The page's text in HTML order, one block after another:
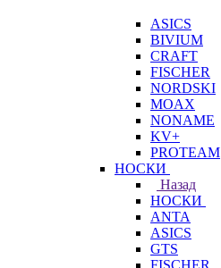
ASICS
BIVIUM
CRAFT
FISCHER
NORDSKI
MOAX
NONAME
KV+
PROTEAM
НОСКИ
Назад
НОСКИ
ANTA
ASICS
GTS
FISCHER